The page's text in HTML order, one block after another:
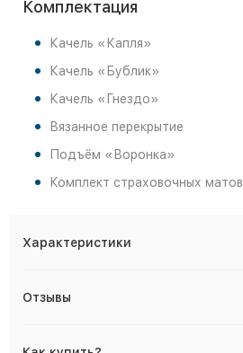
Комплектация
Качель «Капля»
Качель «Бублик»
Качель «Гнездо»
Вязанное перекрытие
Подъём «Воронка»
Комплект страховочных матов
Характеристики
Отзывы